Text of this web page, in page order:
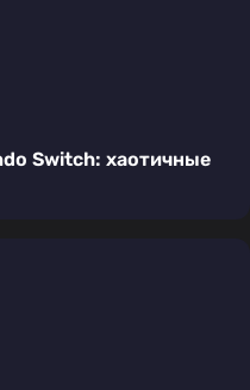
Switch: хаотичные